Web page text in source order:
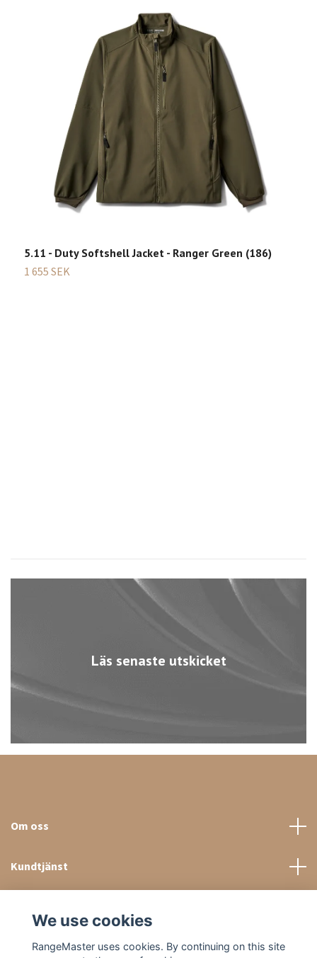
Läs senaste utskicket
5.11 - Duty Softshell Jacket - Ranger Green (186)
1 655 SEK
Om oss
Kundtjänst
We use cookies
RangeMaster uses cookies. By continuing on this site